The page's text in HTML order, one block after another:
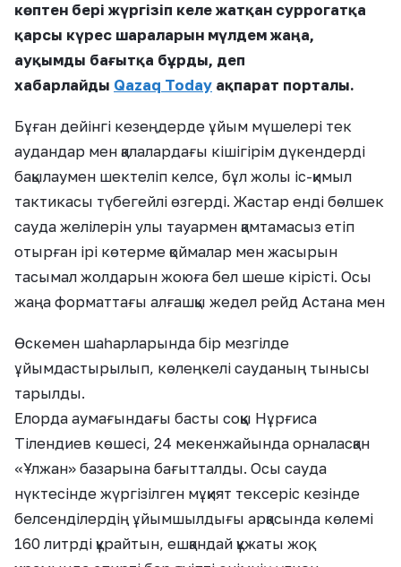
көптен бері жүргізіп келе жатқан суррогатқа
қарсы күрес шараларын мүлдем жаңа,
ауқымды бағытқа бұрды, деп
хабарлайды Qazaq Today ақпарат порталы.
Бұған дейінгі кезеңдерде ұйым мүшелері тек
аудандар мен қалалардағы кішігірім дүкендерді
бақылаумен шектеліп келсе, бұл жолы іс-қимыл
тактикасы түбегейлі өзгерді. Жастар енді бөлшек
сауда желілерін улы тауармен қамтамасыз етіп
отырған ірі көтерме қоймалар мен жасырын
тасымал жолдарын жоюға бел шеше кірісті. Осы
жаңа форматтағы алғашқы жедел рейд Астана мен
Өскемен шаһарларында бір мезгілде
ұйымдастырылып, көлеңкелі сауданың тынысы
тарылды.
Елорда аумағындағы басты соққы Нұрғиса
Тілендиев көшесі, 24 мекенжайында орналасқан
«Ұлжан» базарына бағытталды. Осы сауда
нүктесінде жүргізілген мұқият тексеріс кезінде
белсенділердің ұйымшылдығы арқасында көлемі
160 литрді құрайтын, ешқандай құжаты жоқ,